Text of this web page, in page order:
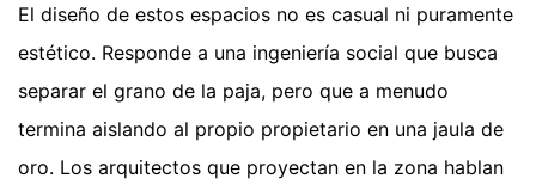
El diseño de estos espacios no es casual ni puramente
estético. Responde a una ingeniería social que busca
separar el grano de la paja, pero que a menudo
termina aislando al propio propietario en una jaula de
oro. Los arquitectos que proyectan en la zona hablan